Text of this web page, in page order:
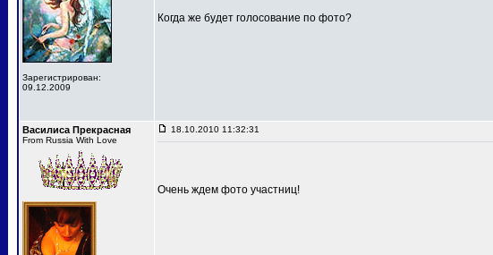
Зарегистрирован:
09.12.2009
Когда же будет голосование по фото?
Василиса Прекрасная
From Russia With Love
18.10.2010 11:32:31
Очень ждем фото участниц!